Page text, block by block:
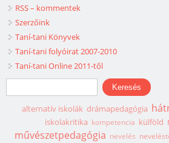
RSS – kommentek
Szerzőink
Taní-tani Könyvek
Taní-tani folyóirat 2007-2010
Taní-tani Online 2011-től
Keresés űrlap
Keresés
alternatív iskolák drámapedagógia
iskolakritika kompetencia külföld
művészetpedagógia nevelés